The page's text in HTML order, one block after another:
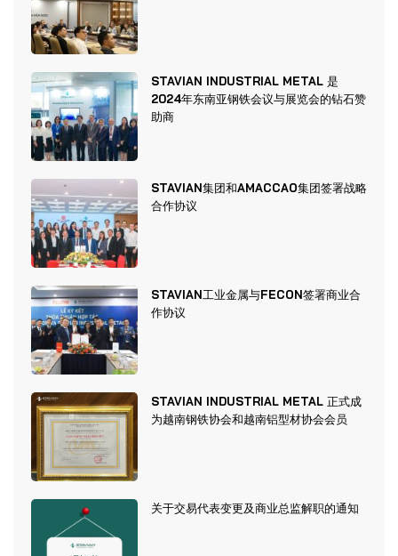
STAVIAN INDUSTRIAL METAL 是
2024年东南亚钢铁会议与展览会的钻石赞
助商
STAVIAN集团和AMACCAO集团签署战略
合作协议
STAVIAN工业金属与FECON签署商业合
作协议
STAVIAN INDUSTRIAL METAL 正式成
为越南钢铁协会和越南铝型材协会会员
关于交易代表变更及商业总监解职的通知